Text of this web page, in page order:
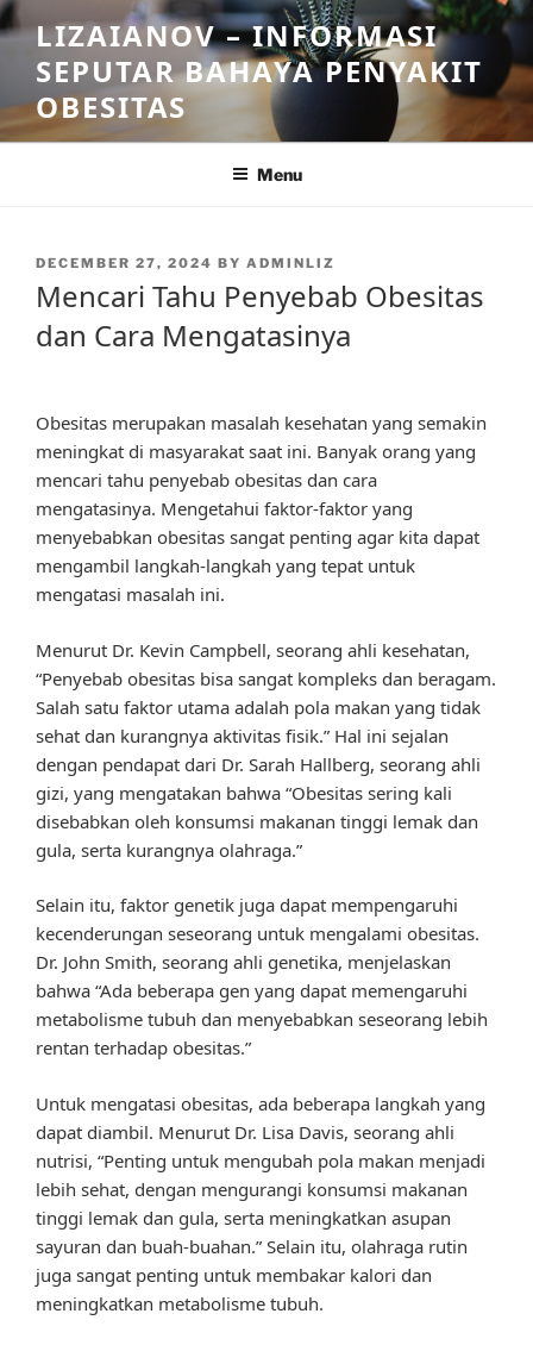
Skip
to
content
LIZAIANOV – INFORMASI
SEPUTAR BAHAYA PENYAKIT
OBESITAS
Menu
POSTED
DECEMBER 27, 2024 BY ADMINLIZ
Mencari Tahu Penyebab Obesitas
dan Cara Mengatasinya
Obesitas merupakan masalah kesehatan yang semakin
meningkat di masyarakat saat ini. Banyak orang yang
mencari tahu penyebab obesitas dan cara
mengatasinya. Mengetahui faktor-faktor yang
menyebabkan obesitas sangat penting agar kita dapat
mengambil langkah-langkah yang tepat untuk
mengatasi masalah ini.
Menurut Dr. Kevin Campbell, seorang ahli kesehatan,
“Penyebab obesitas bisa sangat kompleks dan beragam.
Salah satu faktor utama adalah pola makan yang tidak
sehat dan kurangnya aktivitas fisik.” Hal ini sejalan
dengan pendapat dari Dr. Sarah Hallberg, seorang ahli
gizi, yang mengatakan bahwa “Obesitas sering kali
disebabkan oleh konsumsi makanan tinggi lemak dan
gula, serta kurangnya olahraga.”
Selain itu, faktor genetik juga dapat mempengaruhi
kecenderungan seseorang untuk mengalami obesitas.
Dr. John Smith, seorang ahli genetika, menjelaskan
bahwa “Ada beberapa gen yang dapat memengaruhi
metabolisme tubuh dan menyebabkan seseorang lebih
rentan terhadap obesitas.”
Untuk mengatasi obesitas, ada beberapa langkah yang
dapat diambil. Menurut Dr. Lisa Davis, seorang ahli
nutrisi, “Penting untuk mengubah pola makan menjadi
lebih sehat, dengan mengurangi konsumsi makanan
tinggi lemak dan gula, serta meningkatkan asupan
sayuran dan buah-buahan.” Selain itu, olahraga rutin
juga sangat penting untuk membakar kalori dan
meningkatkan metabolisme tubuh.